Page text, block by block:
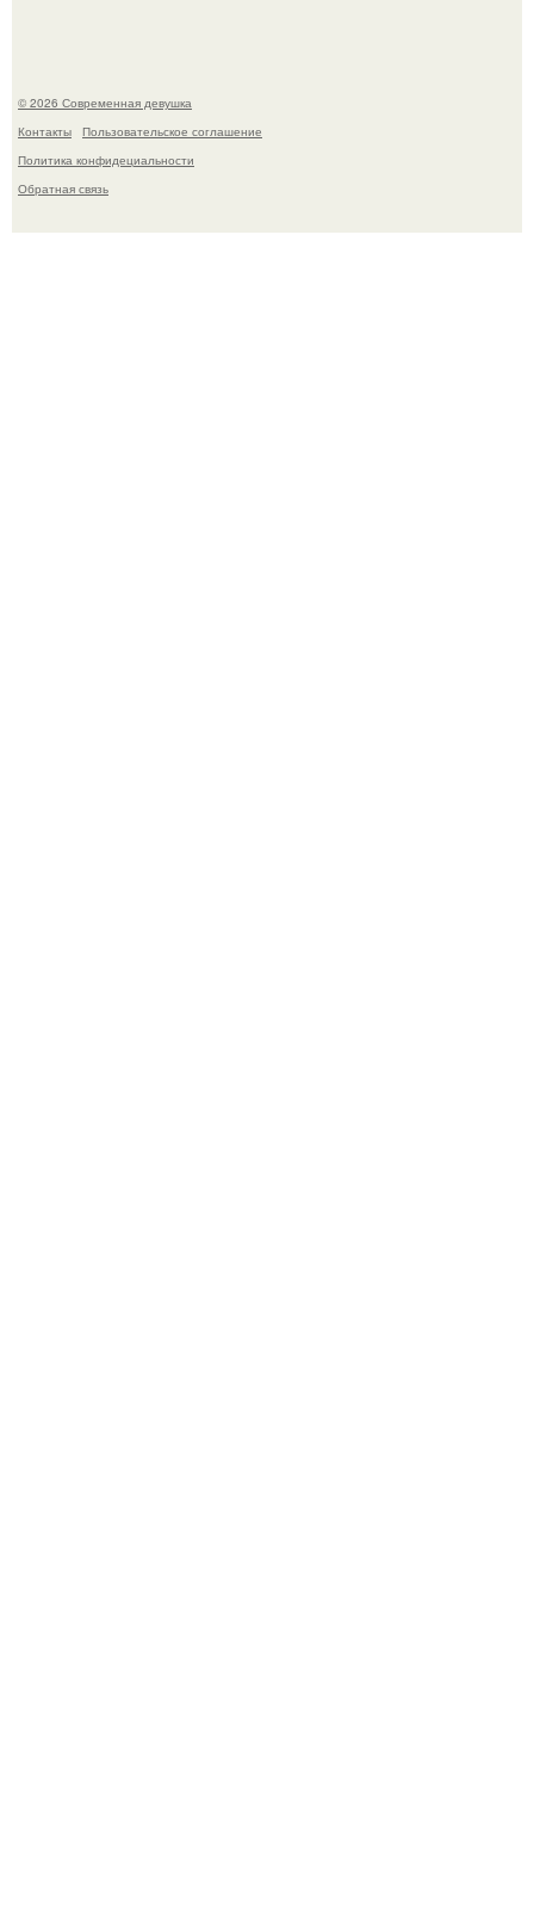
© 2026 Современная девушка
Контакты
Пользовательское соглашение
Политика конфидециальности
Обратная связь